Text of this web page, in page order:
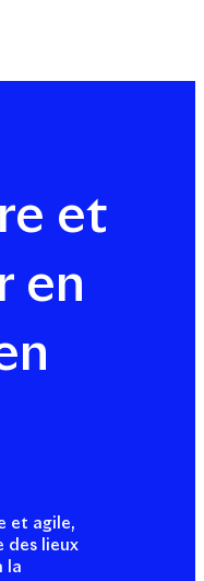
et
en
et agile,
des lieux
la